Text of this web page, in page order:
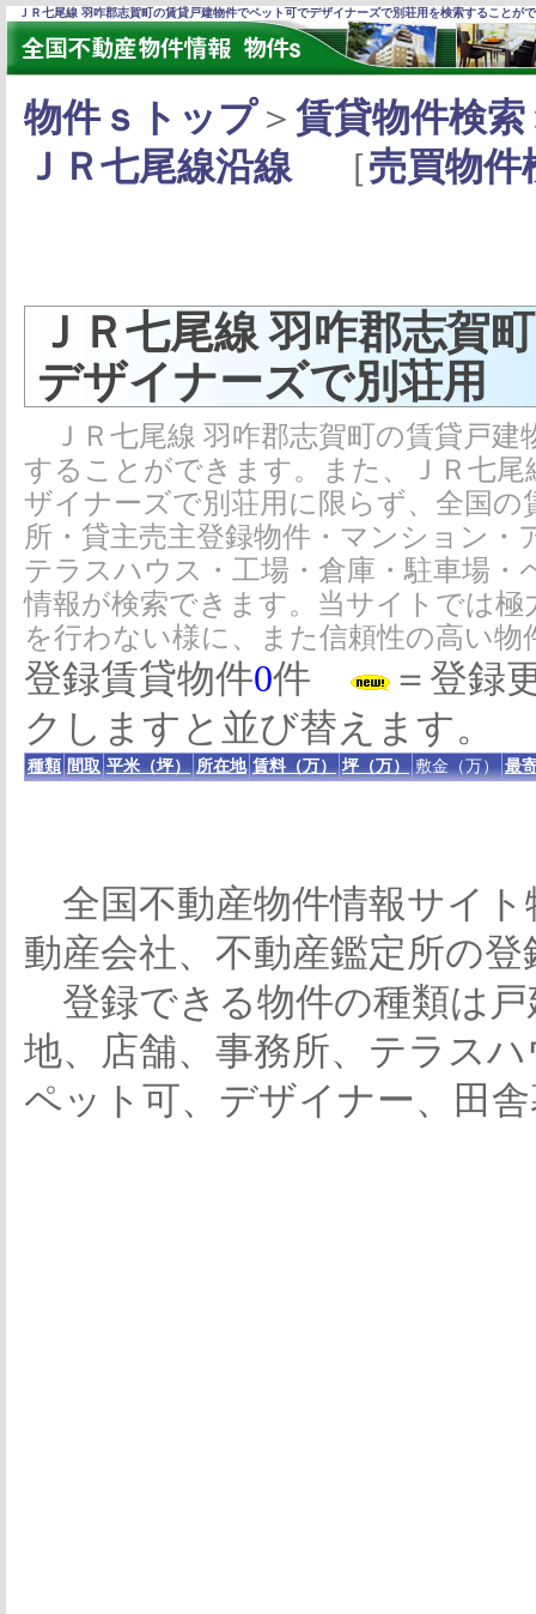
ＪＲ七尾線 羽咋郡志賀町の賃貸戸建物件でペット可でデザイナーズで別荘用を検索することが
物件ｓトップ＞ 賃貸物件検索
ＪＲ七尾線沿線［売買物件
ＪＲ七尾線 羽咋郡志賀
デザイナーズで別荘用
ＪＲ七尾線 羽咋郡志賀町の賃貸戸
することができます。また、ＪＲ七
ザイナーズで別荘用に限らず、全国の
所・貸主売主登録物件・マンション・
テラスハウス・工場・倉庫・駐車場
情報が検索できます。当サイトでは
を行わない様に、また信頼性の高い
登録賃貸物件0件
＝登録
クしますと並び替えます。
種類 間取 平米（坪） 所在地 賃料（万） 坪（万） 敷金（万） 最
全国不動産物件情報サイト
動産会社、不動産鑑定所の
登録できる物件の種類は
地、店舗、事務所、テラス
ペット可、デザイナー、田